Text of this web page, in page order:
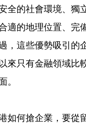
的社會環境、獨
適的地理位置、完
，這些優勢吸引的
來只有金融領域比
。
何搶企業，要從